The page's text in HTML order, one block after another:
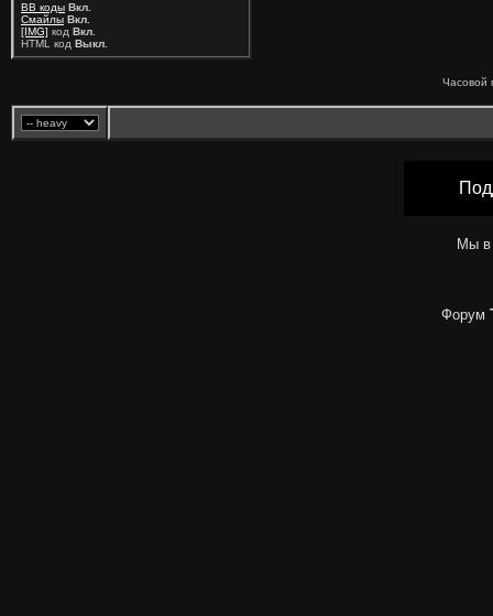
BB коды Вкл.
Смайлы Вкл.
[IMG] код Вкл.
HTML код Выкл.
Часовой
Мы в
Форум